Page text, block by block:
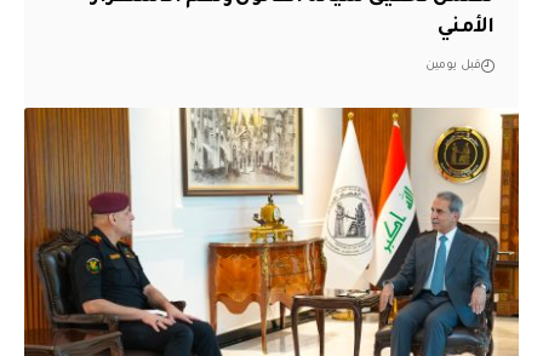
الأمني
قبل يومين